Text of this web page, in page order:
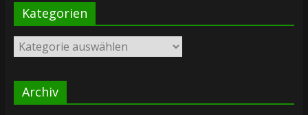
Kategorien
Kategorien
Archiv